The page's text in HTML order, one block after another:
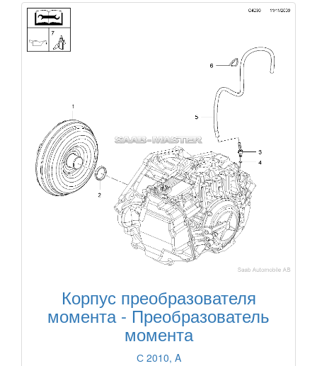
Корпус преобразователя
момента - Преобразователь
момента
С 2010, A